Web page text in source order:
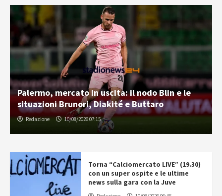
Palermo, mercato in uscita: il nodo Blin e le
situazioni Brunori, Diakité e Buttaro
Redazione 10/08/2026 07:15
Torna “Calciomercato LIVE” (19.30)
con un super ospite e le ultime
news sulla gara con la Juve